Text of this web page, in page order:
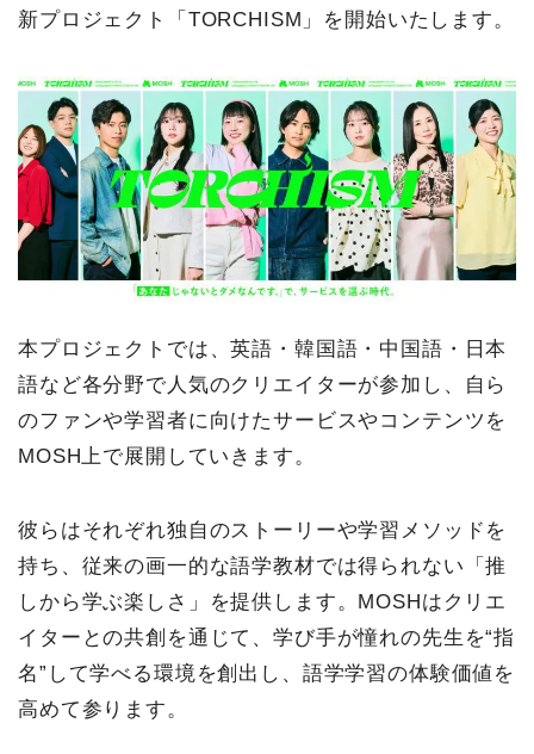
新プロジェクト「TORCHISM」を開始いたします。
本プロジェクトでは、英語・韓国語・中国語・日本
語など各分野で人気のクリエイターが参加し、自ら
のファンや学習者に向けたサービスやコンテンツを
MOSH上で展開していきます。
彼らはそれぞれ独自のストーリーや学習メソッドを
持ち、従来の画一的な語学教材では得られない「推
しから学ぶ楽しさ」を提供します。MOSHはクリエ
イターとの共創を通じて、学び手が憧れの先生を“指
名”して学べる環境を創出し、語学学習の体験価値を
高めて参ります。